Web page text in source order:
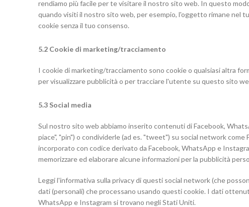
rendiamo più facile per te visitare il nostro sito web. In questo
quando visiti il nostro sito web, per esempio, l'oggetto rimane nel
cookie senza il tuo consenso.
5.2 Cookie di marketing/tracciamento
I cookie di marketing/tracciamento sono cookie o qualsiasi altra
per visualizzare pubblicità o per tracciare l'utente su questo sito
5.3 Social media
Sul nostro sito web abbiamo inserito contenuti di Facebook,
piace", "pin") o condividerle (ad es. "tweet") su social network
incorporato con codice derivato da Facebook, WhatsApp e
memorizzare ed elaborare alcune informazioni per la pubblicità
Leggi l'informativa sulla privacy di questi social network (che
dati (personali) che processano usando questi cookie. I dati
WhatsApp e Instagram si trovano negli Stati Uniti.